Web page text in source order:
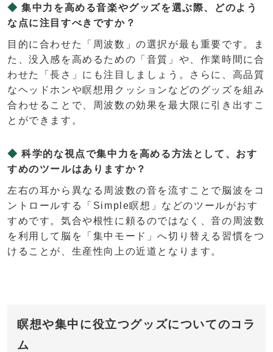
集中力を高める音楽やグッズを選ぶ際、どのよう
な点に注目すべきですか？
目的に合わせた「周波数」の選択が最も重要です。ま
た、没入感を高めるための「音質」や、作業時間に合
わせた「長さ」にも注目しましょう。さらに、高品質
なヘッドホンや瞑想用クッションなどのグッズを組み
合わせることで、周波数の効果を最大限に引き出すこ
とができます。
科学的な視点で集中力を高める方法として、おす
すめのツールはありますか？
左右の耳から異なる周波数の音を流すことで脳波をコ
ントロールする「Simple瞑想」などのツールがおす
すめです。気合や根性に頼るのではなく、音の周波数
を利用して脳を「集中モード」へ切り替える習慣をつ
けることが、生産性向上の近道となります。
瞑想や集中に役立つグッズについてのコラ
ム